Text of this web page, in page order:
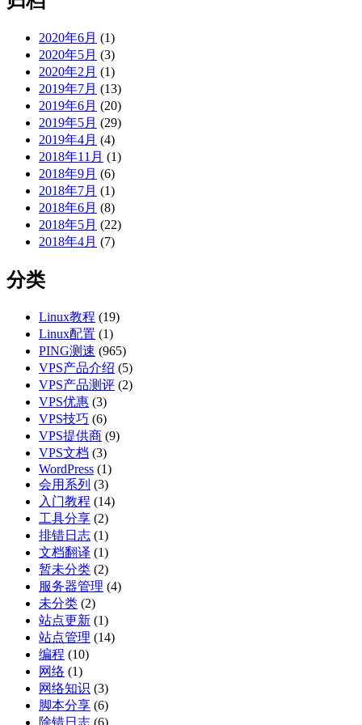
2020年6月 (1)
2020年5月 (3)
2020年2月 (1)
2019年7月 (13)
2019年6月 (20)
2019年5月 (29)
2019年4月 (4)
2018年11月 (1)
2018年9月 (6)
2018年7月 (1)
2018年6月 (8)
2018年5月 (22)
2018年4月 (7)
分类
Linux教程 (19)
Linux配置 (1)
PING测速 (965)
VPS产品介绍 (5)
VPS产品测评 (2)
VPS优惠 (3)
VPS技巧 (6)
VPS提供商 (9)
VPS文档 (3)
WordPress (1)
会用系列 (3)
入门教程 (14)
工具分享 (2)
排错日志 (1)
文档翻译 (1)
暂未分类 (2)
服务器管理 (4)
未分类 (2)
站点更新 (1)
站点管理 (14)
编程 (10)
网络 (1)
网络知识 (3)
脚本分享 (6)
除错日志 (6)